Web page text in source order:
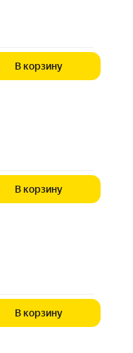
В корзину
В корзину
В корзину